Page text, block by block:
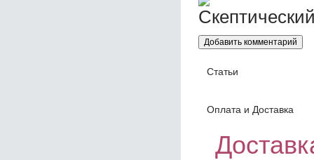
Статьи
Оплата и Доставка